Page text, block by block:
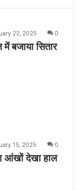
22, 2025 0
बजाया सितार
15, 2025 0
आंखों देखा हाल